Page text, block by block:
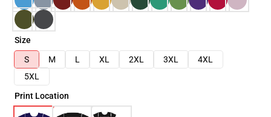
Size
S
M L XL 2XL 3XL
4XL
5XL
Print Location